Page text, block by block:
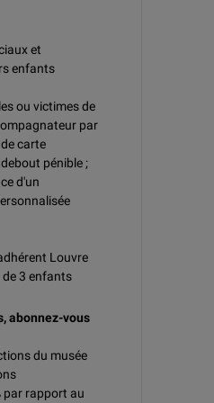
et
enfants
ou victimes de
par
carte
pénible ;
d'un
Louvre
3 enfants
abonnez-vous
du musée
par rapport au